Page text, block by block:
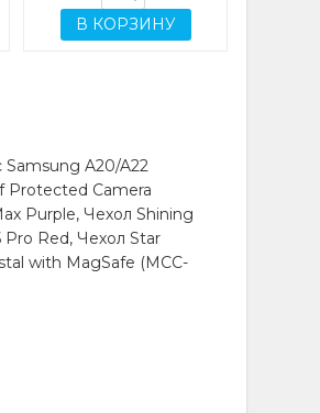
В КОРЗИНУ
Samsung A20/A22
Protected Camera
Purple, Чехол Shining
Red, Чехол Star
with MagSafe (MCC-